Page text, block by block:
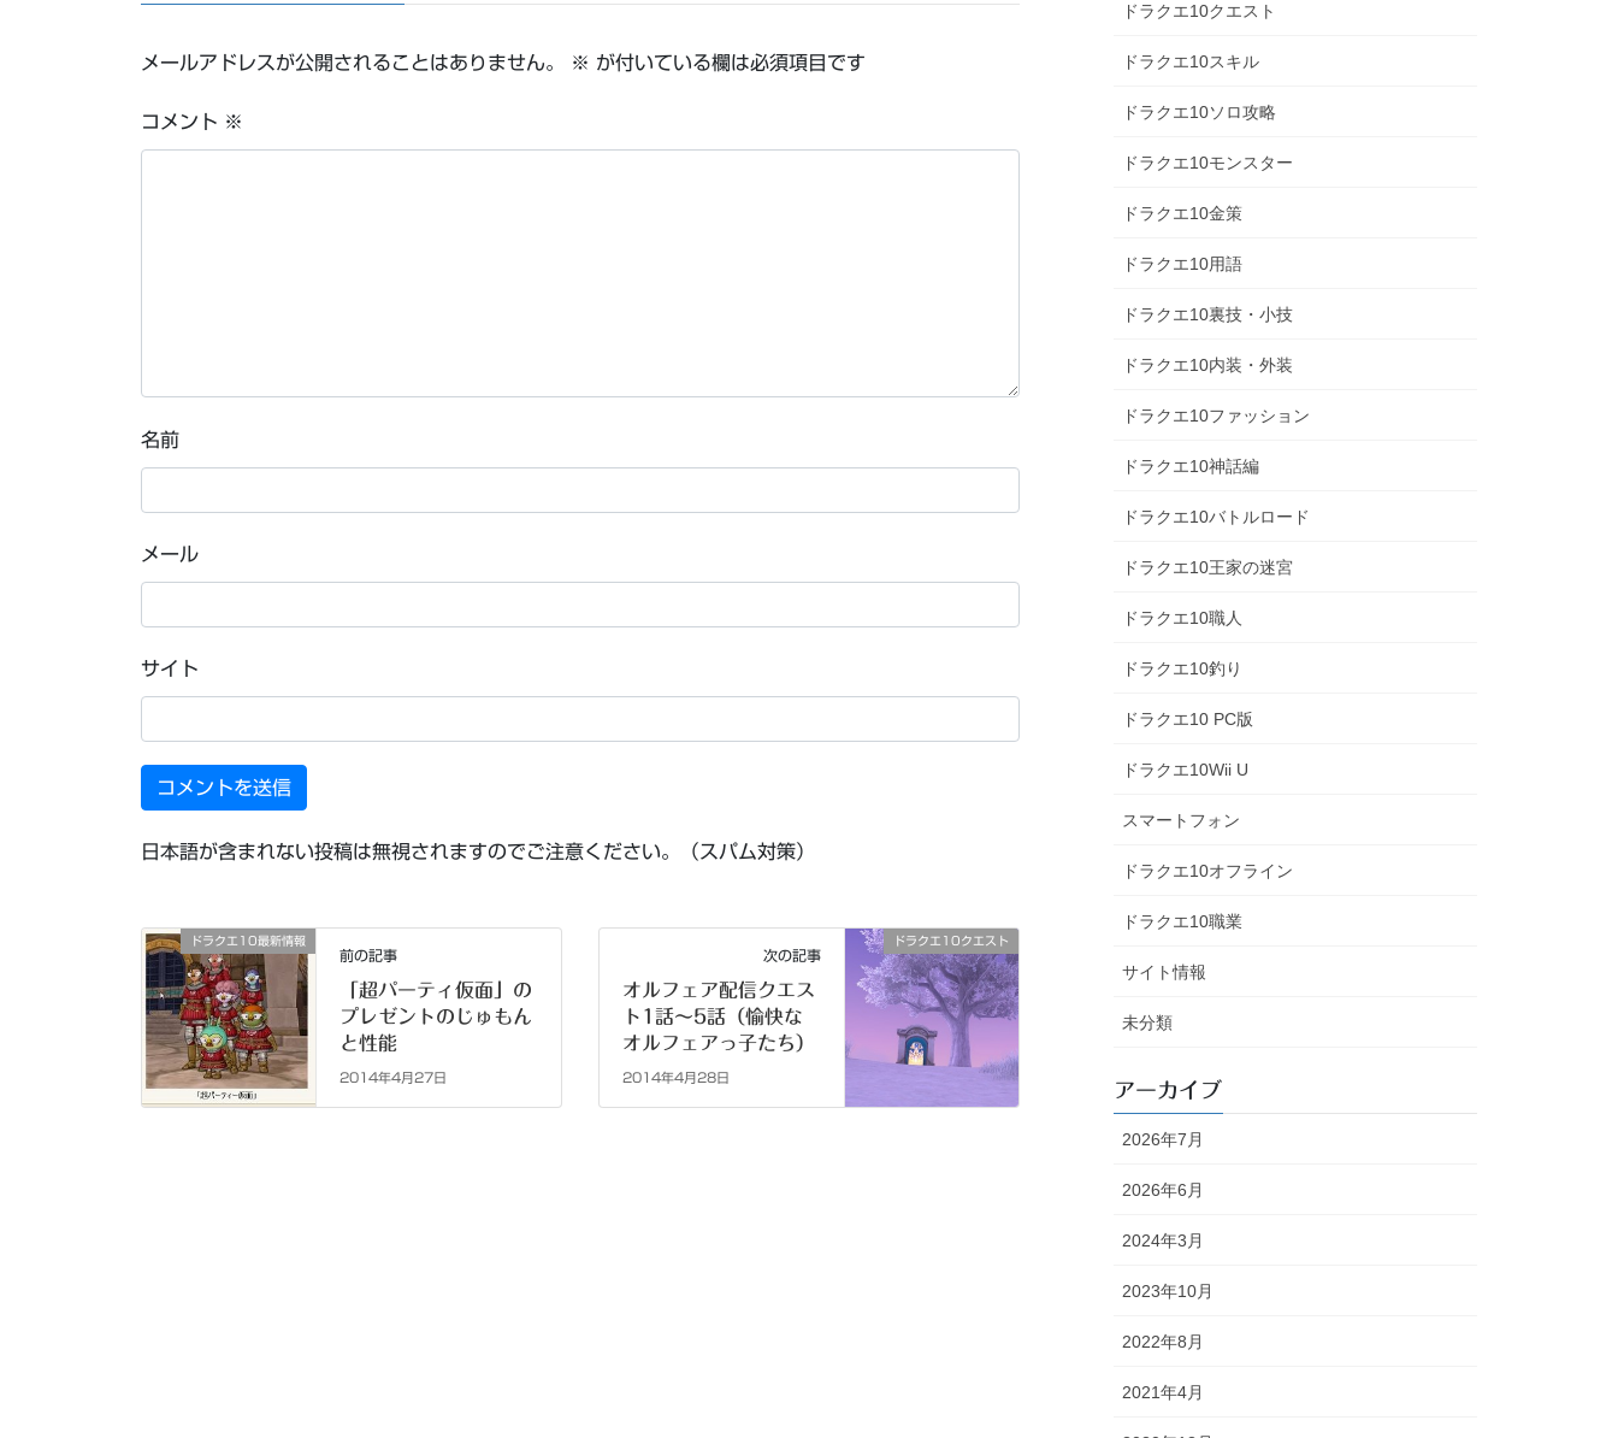
メールアドレスが公開されることはありません。 ※ が付いている欄は必須項目です
コメント ※
名前
メール
サイト
日本語が含まれない投稿は無視されますのでご注意ください。（スパム対策）
ドラクエ10最新情報
前の記事
「超パーティ仮面」の
プレゼントのじゅもん
と性能
2014年4月27日
ドラクエ10クエスト
次の記事
オルフェア配信クエス
ト1話～5話（愉快な
オルフェアっ子たち）
2014年4月28日
ドラクエ10クエスト
ドラクエ10スキル
ドラクエ10ソロ攻略
ドラクエ10モンスター
ドラクエ10金策
ドラクエ10用語
ドラクエ10裏技・小技
ドラクエ10内装・外装
ドラクエ10ファッション
ドラクエ10神話編
ドラクエ10バトルロード
ドラクエ10王家の迷宮
ドラクエ10職人
ドラクエ10釣り
ドラクエ10 PC版
ドラクエ10Wii U
スマートフォン
ドラクエ10オフライン
ドラクエ10職業
サイト情報
未分類
アーカイブ
2026年7月
2026年6月
2024年3月
2023年10月
2022年8月
2021年4月